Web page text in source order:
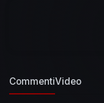
https://
https://
CommentiVideo